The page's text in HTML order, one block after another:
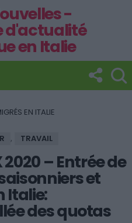
EN ITALIE
, TRAVAIL
2020 – Entrée de
et
Italie:
des quotas